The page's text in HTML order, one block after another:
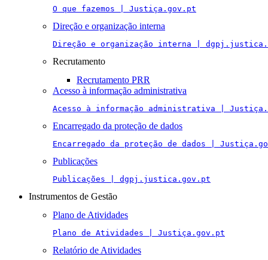
O que fazemos | Justiça.gov.pt
Direção e organização interna
Direção e organização interna |
Recrutamento
Recrutamento PRR
Acesso à informação administrativa
Acesso à informação administrativa |
Encarregado da proteção de dados
Encarregado da proteção de dados |
Publicações
Publicações | dgpj.justica.gov.pt
Instrumentos de Gestão
Plano de Atividades
Plano de Atividades | Justiça.gov.pt
Relatório de Atividades